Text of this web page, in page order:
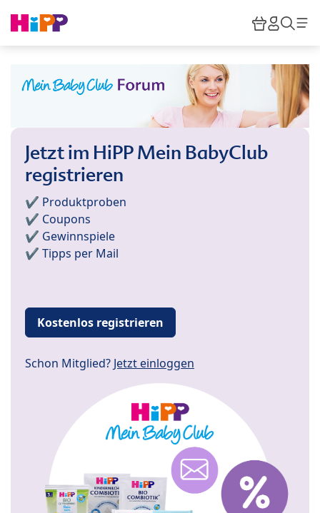
HiPP
Jetzt im HiPP Mein BabyClub
registrieren
✔️ Produktproben
✔️ Coupons
✔️ Gewinnspiele
✔️ Tipps per Mail
Kostenlos registrieren
Schon Mitglied? Jetzt einloggen